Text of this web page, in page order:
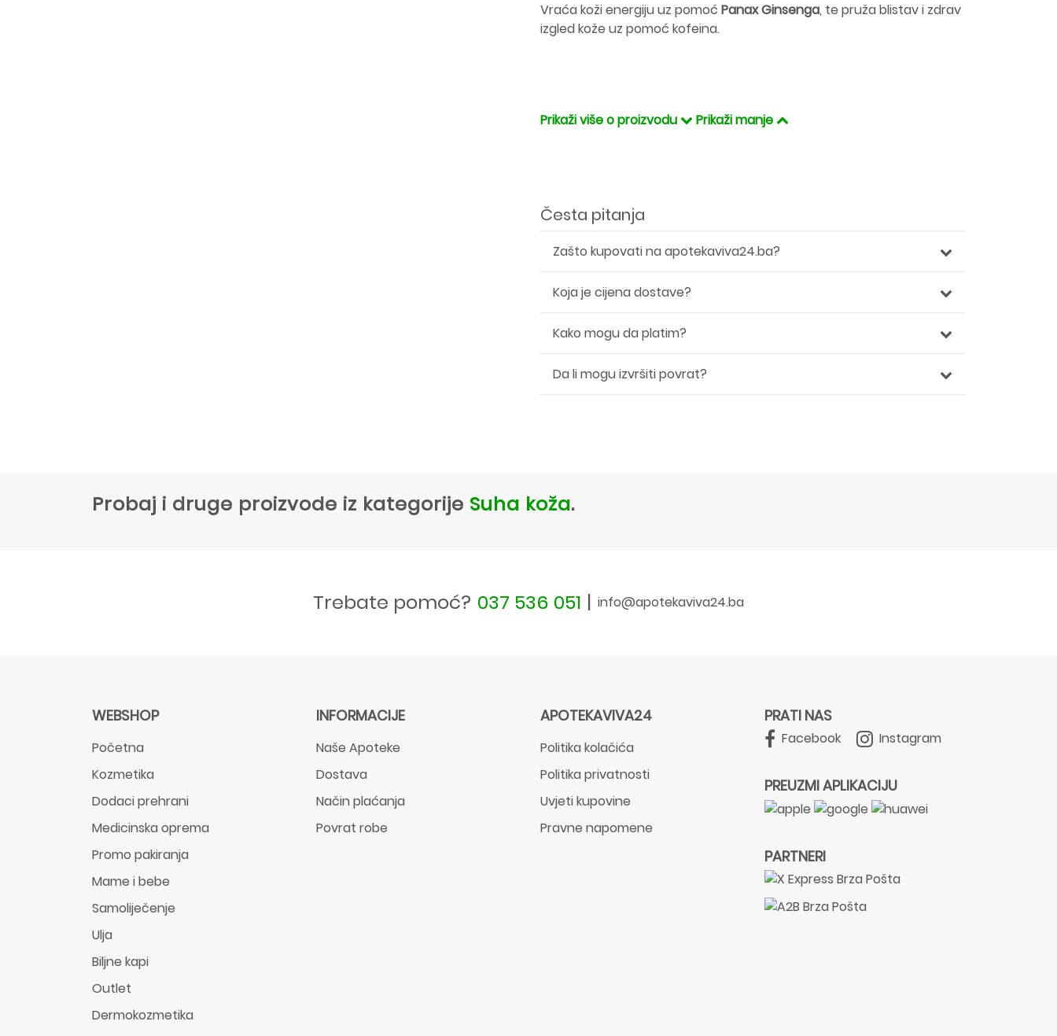
Vraća koži energiju uz pomoć Panax Ginsenga, te pruža blistav i zdrav
izgled kože uz pomoć kofeina.
Prikaži više o proizvodu Prikaži manje
Česta pitanja
Zašto kupovati na apotekaviva24.ba?
Koja je cijena dostave?
Kako mogu da platim?
Da li mogu izvršiti povrat?
Probaj i druge proizvode iz kategorije Suha koža.
Trebate pomoć? 037 536 051 | info@apotekaviva24.ba
WEBSHOP
Početna
Kozmetika
Dodaci prehrani
Medicinska oprema
Promo pakiranja
Mame i bebe
Samoliječenje
Ulja
Biljne kapi
Outlet
Dermokozmetika
INFORMACIJE
Naše Apoteke
Dostava
Način plaćanja
Povrat robe
APOTEKAVIVA24
Politika kolačića
Politika privatnosti
Uvjeti kupovine
Pravne napomene
PRATI NAS
Facebook Instagram
PREUZMI APLIKACIJU
PARTNERI